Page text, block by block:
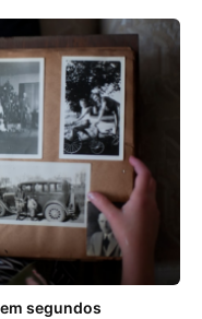
segundos